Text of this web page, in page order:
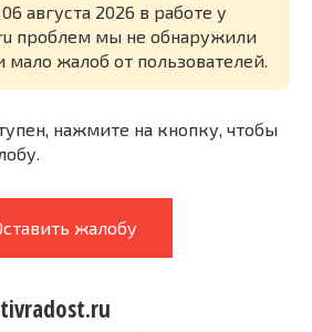
августа 2026 в работе у
проблем мы не обнаружили
мало жалоб от пользователей.
нажмите на кнопку, чтобы
жалобу